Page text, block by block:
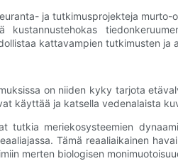
ja tutkimusprojekteja
kattavampien tutkimusten ja
on niiden kyky tarjota
käyttää ja katsella vedenalaista
tutkia meriekosysteemien
Tämä reaaliaikainen
merten biologisen